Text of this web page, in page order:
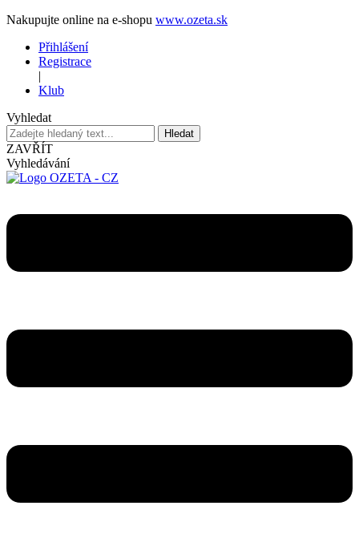
Nakupujte online na e-shopu www.ozeta.sk
Přihlášení
Registrace
|
Klub
Vyhledat
Hledat
ZAVŘÍT
Vyhledávání